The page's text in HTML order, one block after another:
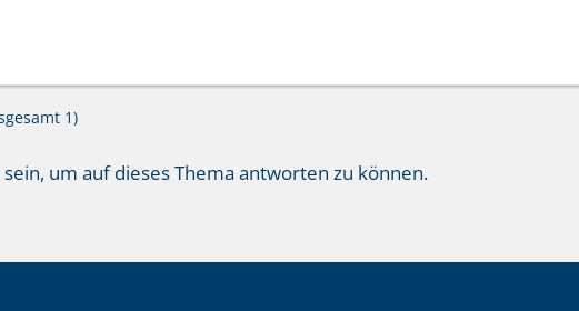
1)
um auf dieses Thema antworten zu können.